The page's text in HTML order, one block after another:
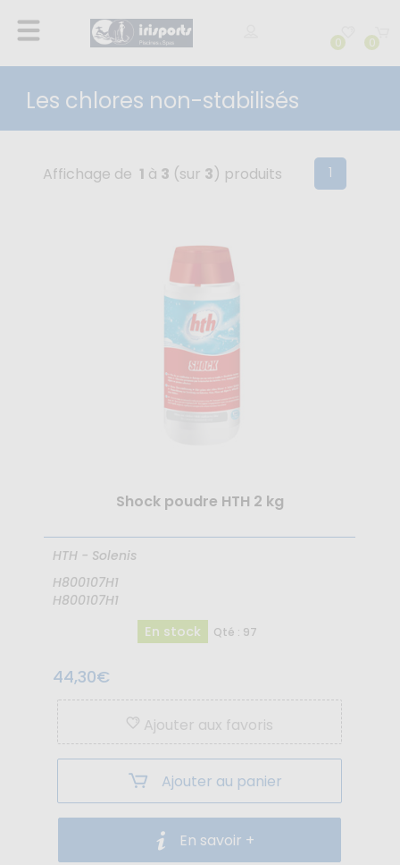
0 0
Les chlores non-stabilisés
Affichage de 1 à 3 (sur 3) produits 1
Shock poudre HTH 2 kg
HTH - Solenis
H800107H1
H800107H1
En stock
Qté : 97
44,30€
Ajouter aux favoris
Ajouter au panier
En savoir +